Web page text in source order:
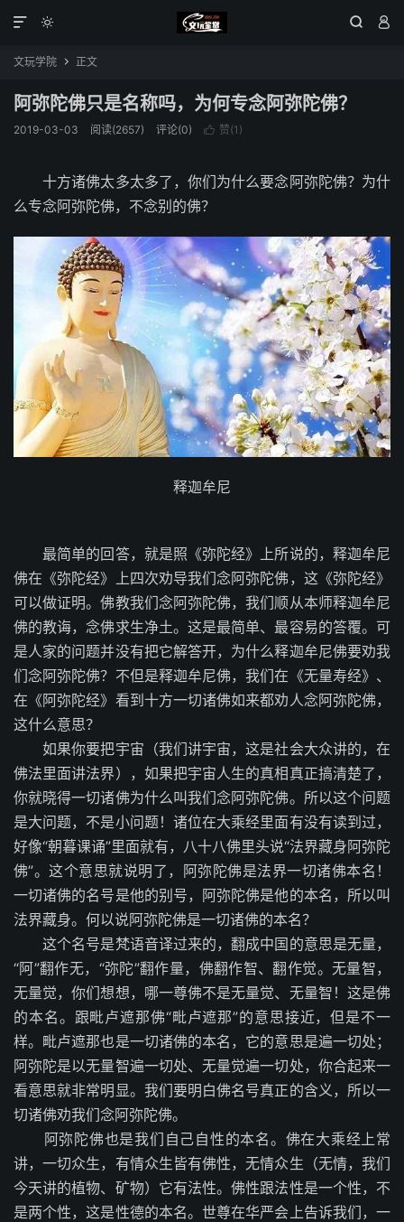
  

文玩学院  正文
阿弥陀佛只是名称吗，为何专念阿弥陀佛？
2019-03-03 阅读(2657) 评论(0)  赞(1 )
十方诸佛太多太多了，你们为什么要念阿弥陀佛？为什
么专念阿弥陀佛，不念别的佛？
释迦牟尼
最简单的回答，就是照《弥陀经》上所说的，释迦牟尼
佛在《弥陀经》上四次劝导我们念阿弥陀佛，这《弥陀经》
可以做证明。佛教我们念阿弥陀佛，我们顺从本师释迦牟尼
佛的教诲，念佛求生净土。这是最简单、最容易的答覆。可
是人家的问题并没有把它解答开，为什么释迦牟尼佛要劝我
们念阿弥陀佛？不但是释迦牟尼佛，我们在《无量寿经》、
在《阿弥陀经》看到十方一切诸佛如来都劝人念阿弥陀佛，
这什么意思？
如果你要把宇宙（我们讲宇宙，这是社会大众讲的，在
佛法里面讲法界），如果把宇宙人生的真相真正搞清楚了，
你就晓得一切诸佛为什么叫我们念阿弥陀佛。所以这个问题
是大问题，不是小问题！诸位在大乘经里面有没有读到过，
好像“朝暮课诵”里面就有，八十八佛里头说“法界藏身阿弥陀
佛”。这个意思就说明了，阿弥陀佛是法界一切诸佛本名！
一切诸佛的名号是他的别号，阿弥陀佛是他的本名，所以叫
法界藏身。何以说阿弥陀佛是一切诸佛的本名？
这个名号是梵语音译过来的，翻成中国的意思是无量，
“阿”翻作无，“弥陀”翻作量，佛翻作智、翻作觉。无量智，
无量觉，你们想想，哪一尊佛不是无量觉、无量智！这是佛
的本名。跟毗卢遮那佛“毗卢遮那”的意思接近，但是不一
样。毗卢遮那也是一切诸佛的本名，它的意思是遍一切处；
阿弥陀是以无量智遍一切处、无量觉遍一切处，你合起来一
看意思就非常明显。我们要明白佛名号真正的含义，所以一
切诸佛劝我们念阿弥陀佛。
阿弥陀佛也是我们自己自性的本名。佛在大乘经上常
讲，一切众生，有情众生皆有佛性，无情众生（无情，我们
今天讲的植物、矿物）它有法性。佛性跟法性是一个性，不
是两个性，这是性德的本名。世尊在华严会上告诉我们，一